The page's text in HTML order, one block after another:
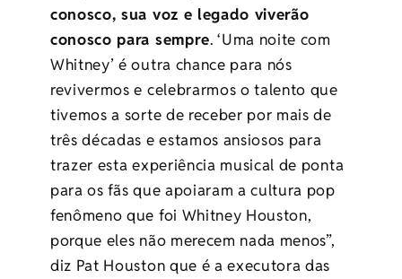
conosco, sua voz e legado viverão
conosco para sempre. ‘Uma noite com
Whitney’ é outra chance para nós
revivermos e celebrarmos o talento que
tivemos a sorte de receber por mais de
três décadas e estamos ansiosos para
trazer esta experiência musical de ponta
para os fãs que apoiaram a cultura pop
fenômeno que foi Whitney Houston,
porque eles não merecem nada menos”,
diz Pat Houston que é a executora das